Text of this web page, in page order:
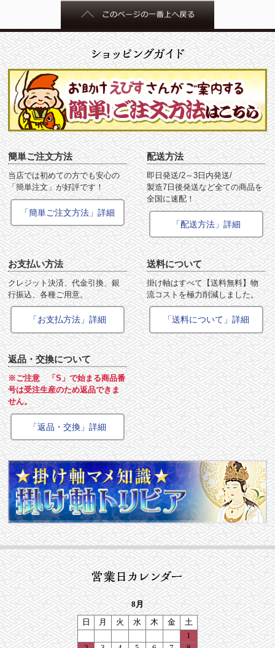
簡単ご注文方法
当店では初めての方でも安心の
「簡単注文」が好評です！
「簡単ご注文方法」詳細
配送方法
即日発送/2～3日内発送/
製造7日後発送など全ての商品を
全国に速配！
「配送方法」詳細
お支払い方法
クレジット決済、代金引換、銀
行振込、各種ご用意。
「お支払方法」詳細
送料について
掛け軸はすべて【送料無料】物
流コストを極力削減しました。
「送料について」詳細
返品・交換について
※ご注意 「S」で始まる商品番
号は受注生産のため返品できま
せん。
「返品・交換」詳細